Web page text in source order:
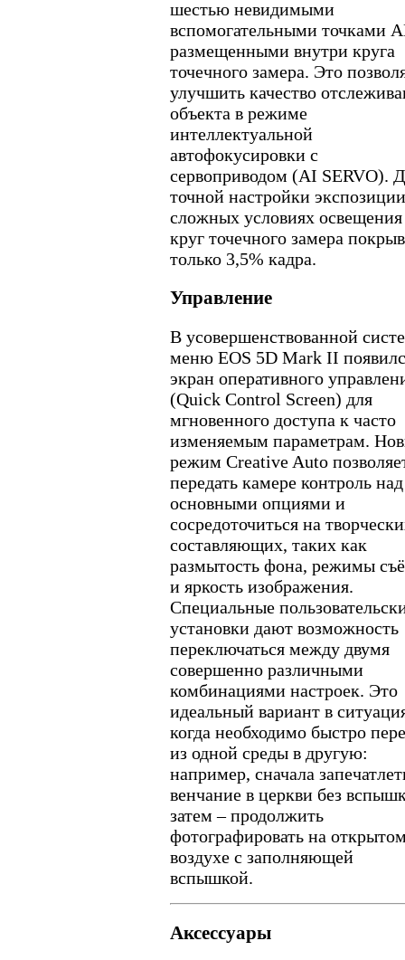
шестью невидимыми
вспомогательными точками
размещенными внутри круга
точечного замера. Это
улучшить качество
объекта в режиме
интеллектуальной
автофокусировки с
сервоприводом (AI SERVO).
точной настройки
сложных условиях освещения
круг точечного замера
только 3,5% кадра.
Управление
В усовершенствованной
меню EOS 5D Mark II
экран оперативного
(Quick Control Screen) для
мгновенного доступа к часто
изменяемым параметрам.
режим Creative Auto
передать камере контроль над
основными опциями и
сосредоточиться на
составляющих, таких как
размытость фона, режимы
и яркость изображения.
Специальные
установки дают возможность
переключаться между двумя
совершенно различными
комбинациями настроек. Это
идеальный вариант в
когда необходимо быстро
из одной среды в другую:
например, сначала
венчание в церкви без
затем – продолжить
фотографировать на
воздухе с заполняющей
вспышкой.
Аксессуары